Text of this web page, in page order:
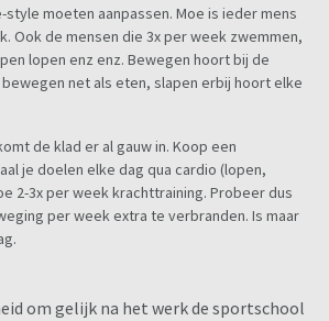
style moeten aanpassen. Moe is ieder mens
Ook de mensen die 3x per week zwemmen,
lopen enz enz. Bewegen hoort bij de
net als eten, slapen erbij hoort elke
de klad er al gauw in. Koop een
je doelen elke dag qua cardio (lopen,
2-3x per week krachttraining. Probeer dus
per week extra te verbranden. Is maar
om gelijk na het werk de sportschool